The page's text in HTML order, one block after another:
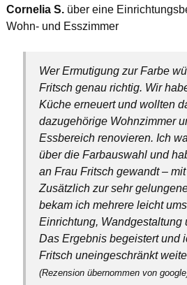
Cornelia S. über eine
Wohn- und Esszimmer
Wer Ermutigung zur Farbe
Fritsch genau richtig. Wir
Küche erneuert und wollten
dazugehörige Wohnzimmer
Essbereich renovieren. Ich
über die Farbauswahl und
an Frau Fritsch gewandt –
Zusätzlich zur sehr
bekam ich mehrere leicht
Einrichtung, Wandgestaltung
Das Ergebnis begeistert und
Fritsch uneingeschränkt
(Rezension übernommen von